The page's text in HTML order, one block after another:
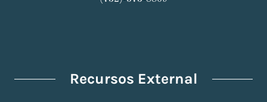
Recursos External